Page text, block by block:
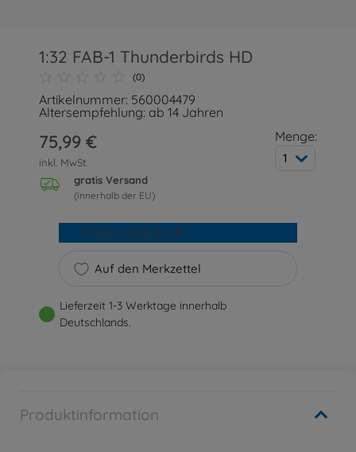
1:32 FAB-1 Thunderbirds HD
(0)
Artikelnummer: 560004479
Altersempfehlung: ab 14 Jahren
75,99 €
inkl. MwSt.
gratis Versand
(innerhalb der EU)
Menge:
1
Auf den Merkzettel
In den Warenkorb
Lieferzeit 1-3 Werktage innerhalb
Deutschlands.
Produktinformation